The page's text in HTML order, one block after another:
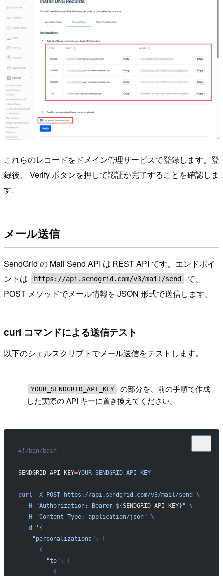
これらのレコードをドメイン管理サービスで登録します。登
録後、 Verify ボタンを押して認証が完了することを確認しま
す。
メール送信
SendGrid の Mail Send API は REST API です。エンドポイ
ントは
https://api.sendgrid.com/v3/mail/send
で、
POST メソッドでメール情報を JSON 形式で送信します。
curl コマンドによる送信テスト
以下のシェルスクリプトでメール送信をテストします。
YOUR_SENDGRID_API_KEY
の部分を、前の手順で作成
した実際の API キーに置き換えてください。
#!/bin/bash
SENDGRID_API_KEY=YOUR_SENDGRID_API_KEY
curl -X POST https://api.sendgrid.com/v3/mail/send
\
  -H
"Authorization: Bearer ${SENDGRID_API_KEY}" \
  -H
"Content-Type: application/json" \
  -d
'{
    "personalizations": [
      {
        "to": [
          {